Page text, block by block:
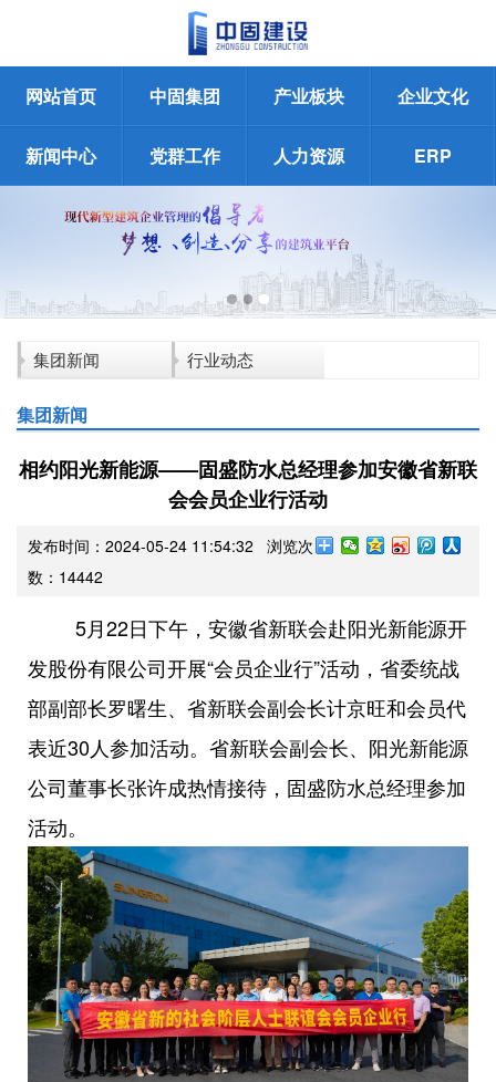
网站首页 中固集团 产业板块 企业文化
新闻中心 党群工作 人力资源 ERP
集团新闻 行业动态
集团新闻
相约阳光新能源——固盛防水总经理参加安徽省新联
会会员企业行活动
发布时间：2024-05-24 11:54:32 浏览次
数： 14442
5月22日下午，安徽省新联会赴阳光新能源开
发股份有限公司开展“会员企业行”活动，省委统战
部副部长罗曙生、省新联会副会长计京旺和会员代
表近30人参加活动。省新联会副会长、阳光新能源
公司董事长张许成热情接待，固盛防水总经理参加
活动。